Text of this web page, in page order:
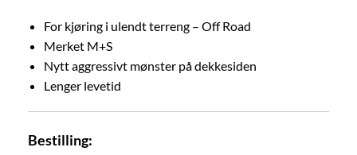
For kjøring i ulendt terreng – Off Road
Merket M+S
Nytt aggressivt mønster på dekkesiden
Lenger levetid
Bestilling: